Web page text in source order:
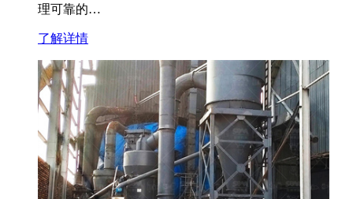
理可靠的…
了解详情